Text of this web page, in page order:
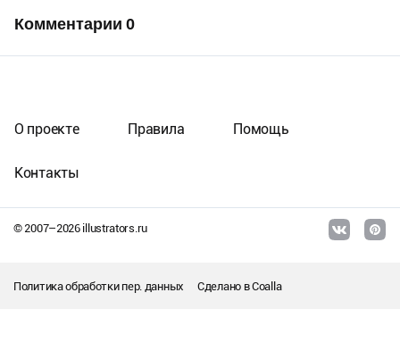
Комментарии 0
© 2007–2026illustrators.ru
О проекте Правила Помощь
Контакты
Политика обработки пер. данных Сделано вCoalla